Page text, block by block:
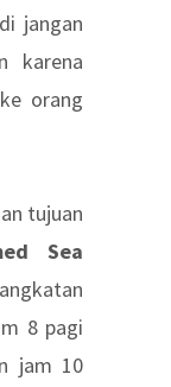
jangan
karena
orang
tujuan
Sea
8 pagi
jam 10